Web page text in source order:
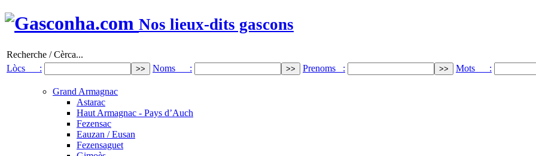
Nos lieux-dits gascons
Recherche / Cèrca...
Lòcs :
Noms : Prenoms : Mots :
Grand Armagnac
Astarac
Haut Armagnac - Pays d’Auch
Fezensac
Eauzan / Eusan
Fezensaguet